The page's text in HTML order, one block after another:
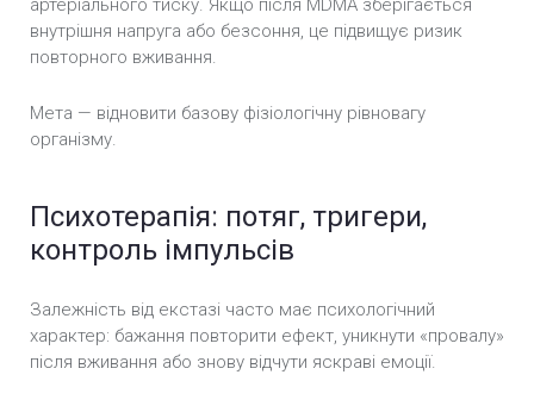
артеріального тиску. Якщо після MDMA зберігається
внутрішня напруга або безсоння, це підвищує ризик
повторного вживання.
Мета — відновити базову фізіологічну рівновагу
організму.
Психотерапія: потяг, тригери,
контроль імпульсів
Залежність від екстазі часто має психологічний
характер: бажання повторити ефект, уникнути «провалу»
після вживання або знову відчути яскраві емоції.